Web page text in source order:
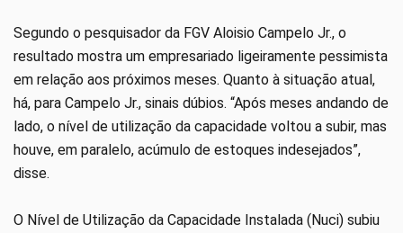
Segundo o pesquisador da FGV Aloisio Campelo Jr., o
resultado mostra um empresariado ligeiramente pessimista
em relação aos próximos meses. Quanto à situação atual,
há, para Campelo Jr., sinais dúbios. “Após meses andando de
lado, o nível de utilização da capacidade voltou a subir, mas
houve, em paralelo, acúmulo de estoques indesejados”,
disse.
O Nível de Utilização da Capacidade Instalada (Nuci) subiu